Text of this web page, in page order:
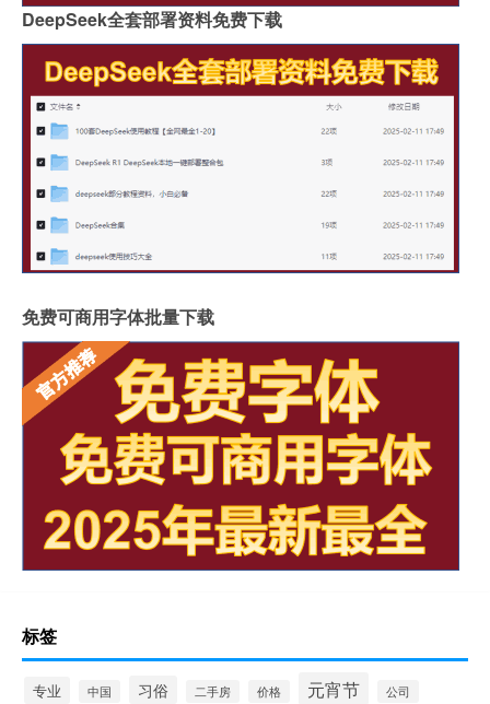
DeepSeek全套部署资料免费下载
免费可商用字体批量下载
标签
专业 中国 习俗 二手房 价格 元宵节 公司